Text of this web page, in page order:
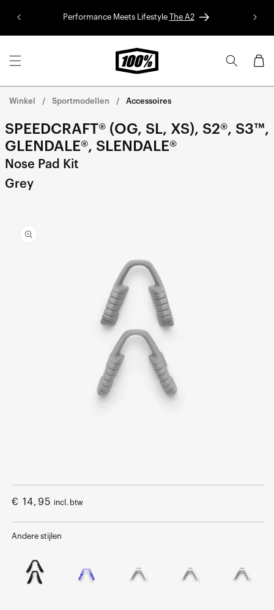
de
Performance Meets Lifestyle The A2 Red
Winkel Sportmodellen Accessoires
SPEEDCRAFT® (OG, SL, XS), S2®, S3™,
GLENDALE®, SLENDALE®
Nose Pad Kit
Grey
media
1
in
modaal
venster
Normale
€ 14,95 incl. btw
Andere stijlen